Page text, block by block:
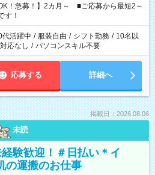
たくない」 など、ご希望を教えてください
の勤務時間。 合計で週40時間を超える場
！急募！】2カ月～ ■ご応募から最短2～
す！
代活躍中 / 服装自由 / シフト勤務 / 10名以
応なし / パソコンスキル不要
応募する 詳細へ
掲載日：2026.08.06
未読
験歓迎！＃日払い＊イ
の運搬のお仕事